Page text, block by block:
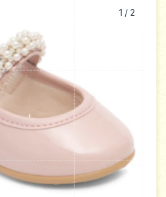
1 / 2